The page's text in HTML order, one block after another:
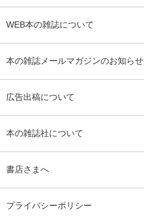
WEB本の雑誌について
本の雑誌メールマガジンのお知らせ
広告出稿について
本の雑誌社について
書店さまへ
プライバシーポリシー